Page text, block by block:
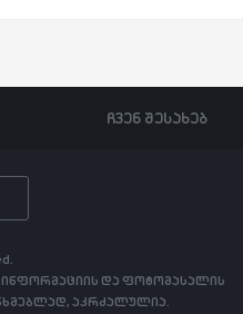
ჩვენ შესახებ
ინფორმაციის და ფოტომასალის
აკრძალულია.